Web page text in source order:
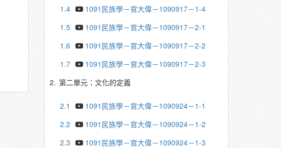
1.4
1091民族學－官大偉－1090917－1-4
1.5
1091民族學－官大偉－1090917－2-1
1.6
1091民族學－官大偉－1090917－2-2
1.7
1091民族學－官大偉－1090917－2-3
2. 第二單元：文化的定義
2.1
1091民族學－官大偉－1090924－1-1
2.2
1091民族學－官大偉－1090924－1-2
2.3
1091民族學－官大偉－1090924－1-3